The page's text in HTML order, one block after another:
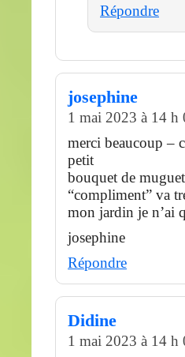
Répondre
josephine
1 mai 2023 à 14 h
merci beaucoup –
petit
bouquet de
“compliment” va
mon jardin je n’ai
josephine
Répondre
Didine
1 mai 2023 à 14 h